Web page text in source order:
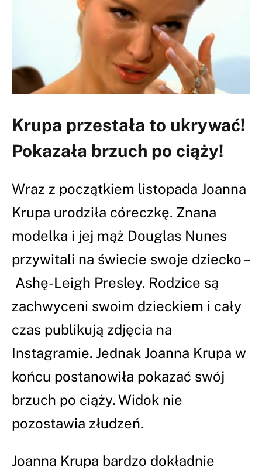
Krupa przestała to ukrywać!
Pokazała brzuch po ciąży!
Wraz z początkiem listopada Joanna
Krupa urodziła córeczkę. Znana
modelka i jej mąż Douglas Nunes
przywitali na świecie swoje dziecko –
Ashę-Leigh Presley. Rodzice są
zachwyceni swoim dzieckiem i cały
czas publikują zdjęcia na
Instagramie. Jednak Joanna Krupa w
końcu postanowiła pokazać swój
brzuch po ciąży. Widok nie
pozostawia złudzeń.
Joanna Krupa bardzo dokładnie